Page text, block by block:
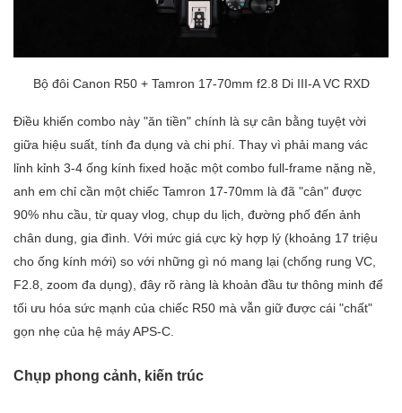
Bộ đôi Canon R50 + Tamron 17-70mm f2.8 Di III-A VC RXD
Điều khiến combo này "ăn tiền" chính là sự cân bằng tuyệt vời
giữa hiệu suất, tính đa dụng và chi phí. Thay vì phải mang vác
lỉnh kỉnh 3-4 ống kính fixed hoặc một combo full-frame nặng nề,
anh em chỉ cần một chiếc Tamron 17-70mm là đã "cân" được
90% nhu cầu, từ quay vlog, chụp du lịch, đường phố đến ảnh
chân dung, gia đình. Với mức giá cực kỳ hợp lý (khoảng 17 triệu
cho ống kính mới) so với những gì nó mang lại (chống rung VC,
F2.8, zoom đa dụng), đây rõ ràng là khoản đầu tư thông minh để
tối ưu hóa sức mạnh của chiếc R50 mà vẫn giữ được cái "chất"
gọn nhẹ của hệ máy APS-C.
Chụp phong cảnh, kiến trúc